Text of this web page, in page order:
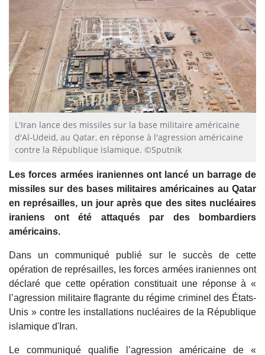
L'Iran lance des missiles sur la base militaire américaine
d'Al-Udeid, au Qatar, en réponse à l'agression américaine
contre la République islamique. ©Sputnik
Les forces armées iraniennes ont lancé un barrage de
missiles sur des bases militaires américaines au Qatar
en représailles, un jour après que des sites nucléaires
iraniens ont été attaqués par des bombardiers
américains.
Dans un communiqué publié sur le succès de cette
opération de représailles, les forces armées iraniennes ont
déclaré que cette opération constituait une réponse à «
l’agression militaire flagrante du régime criminel des États-
Unis » contre les installations nucléaires de la République
islamique d'Iran.
Le communiqué qualifie l’agression américaine de «